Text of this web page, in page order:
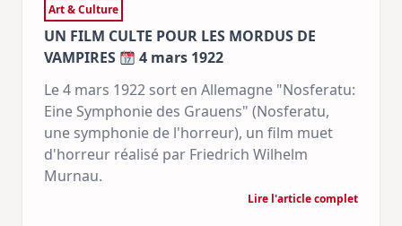
Art & Culture
UN FILM CULTE POUR LES MORDUS DE
VAMPIRES
4 mars 1922
Le 4 mars 1922 sort en Allemagne "Nosferatu:
Eine Symphonie des Grauens" (Nosferatu,
une symphonie de l'horreur), un film muet
d'horreur réalisé par Friedrich Wilhelm
Murnau.
Lire l'article complet